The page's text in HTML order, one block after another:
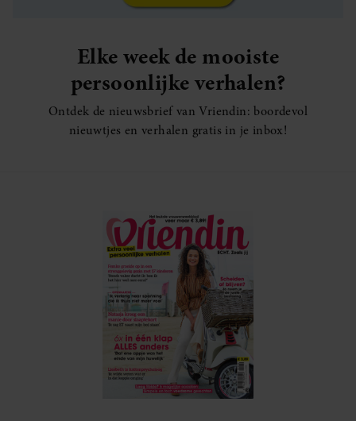
Elke week de mooiste
persoonlijke verhalen?
Ontdek de nieuwsbrief van Vriendin: boordevol
nieuwtjes en verhalen gratis in je inbox!